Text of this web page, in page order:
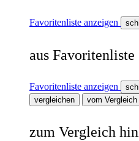
Favoritenliste anzeigen
aus
Favoritenliste anzeigen
vergleichen
vom
zum Vergleich